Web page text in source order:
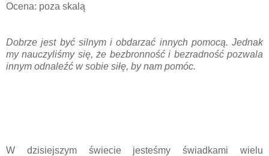
Ocena: poza skalą
Dobrze jest być silnym i obdarzać innych pomocą. Jednak
my nauczyliśmy się, że bezbronność i bezradność pozwala
innym odnaleźć w sobie siłę, by nam pomóc.
W dzisiejszym świecie jesteśmy świadkami wielu